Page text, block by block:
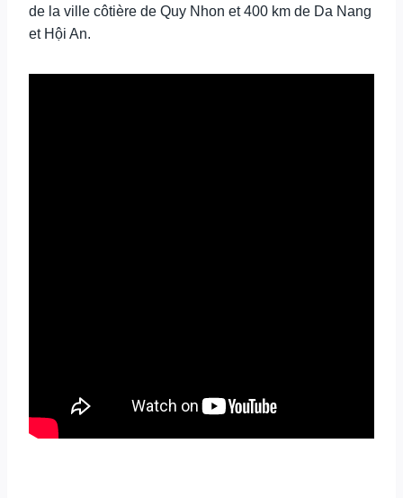
de la ville côtière de Quy Nhon et 400 km de Da Nang
et Hội An.